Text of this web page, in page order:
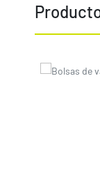
Precio